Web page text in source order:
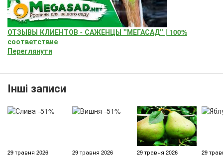
ОТЗЫВЫ КЛИЕНТОВ - САЖЕНЦЫ "МЕГАСАД" | 100%
соответствие
Переглянути
Інші записи
29 травня 2026 29 травня 2026 29 травня 2026 29